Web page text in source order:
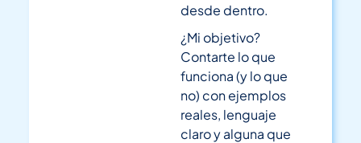
desde dentro.
¿Mi objetivo?
Contarte lo que
funciona (y lo que
no) con ejemplos
reales, lenguaje
claro y alguna que